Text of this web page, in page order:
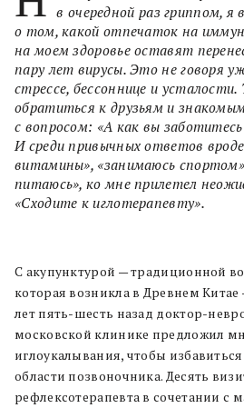
в очередной раз гриппом, я
о том, какой отпечаток на
на моем здоровье оставят
пару лет вирусы. Это не говоря
стрессе, бессоннице и
обратиться к друзьям и
с вопросом: «А как вы
И среди привычных ответов
витамины», «занимаюсь
питаюсь», ко мне прилетел
«Сходите к иглотерапевту».
С акупунктурой — традиционной
которая возникла в Древнем
лет пять-шесть назад доктор-
московской клинике предложил
иглоукалывания, чтобы
области позвоночника. Десять
рефлексотерапевта в сочетании с